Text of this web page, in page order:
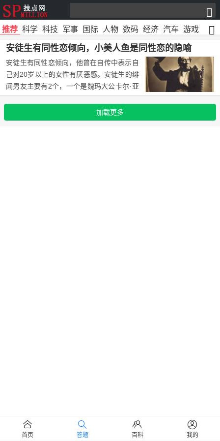
推荐 科学 科技 军事 国际 人物 数码 经济 汽车 游戏 文化
安徒生有同性恋倾向，小美人鱼是同性恋的隐喻
安徒生有同性恋倾向，他曾在自传中表示自
己对20岁以上的女性有厌恶感。安徒生的绯
闻男友主要有2个，一个是魏玛大公卡尔·亚
往；另一个是爱德华·科林，据说安徒生曾
向他表白遭拒，于是写下了《海的女儿》暗
加载更多
首页 答题 百科 我的